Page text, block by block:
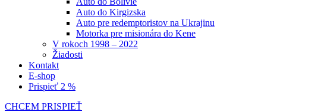
Auto do Kirgizska
Auto pre redemptoristov na Ukrajinu
Motorka pre misionára do Kene
V rokoch 1998 – 2022
Žiadosti
Kontakt
E-shop
Prispieť 2 %
CHCEM PRISPIEŤ